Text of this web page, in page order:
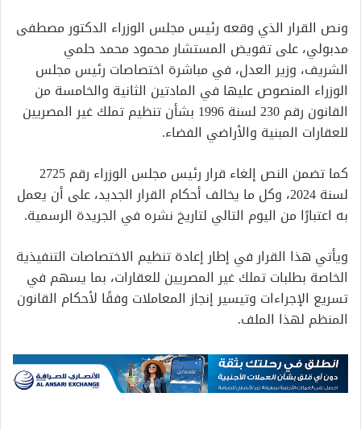
ونص القرار الذي وقعه رئيس مجلس الوزراء الدكتور مصطفى
مدبولي، على تفويض المستشار محمود محمد حلمي
الشريف، وزير العدل، في مباشرة اختصاصات رئيس مجلس
الوزراء المنصوص عليها في المادتين الثانية والخامسة من
القانون رقم 230 لسنة 1996 بشأن تنظيم تملك غير المصريين
للعقارات المبنية والأراضي الفضاء.
كما تضمن النص إلغاء قرار رئيس مجلس الوزراء رقم 2725
لسنة 2024، وكل ما يخالف أحكام القرار الجديد، على أن يعمل
به اعتبارًا من اليوم التالي لتاريخ نشره في الجريدة الرسمية.
ويأتي هذا القرار في إطار إعادة تنظيم الاختصاصات التنفيذية
الخاصة بطلبات تملك غير المصريين للعقارات، بما يسهم في
تسريع الإجراءات وتيسير إنجاز المعاملات وفقًا لأحكام القانون
المنظم لهذا الملف.